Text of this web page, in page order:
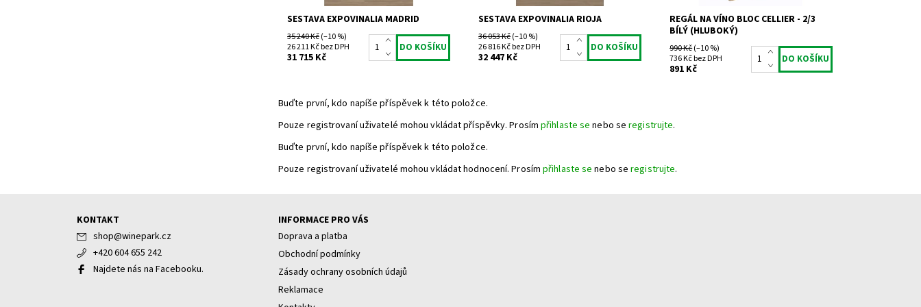
SESTAVA EXPOVINALIA MADRID
35 240 Kč(–10 %)
26 211 Kč bez DPH
31 715 Kč
SESTAVA EXPOVINALIA RIOJA
36 053 Kč(–10 %)
26 816 Kč bez DPH
32 447 Kč
REGÁL NA VÍNO BLOC CELLIER - 2/3
BÍLÝ (HLUBOKÝ)
990 Kč(–10 %)
736 Kč bez DPH
891 Kč
Buďte první, kdo napíše příspěvek k této položce.
Pouze registrovaní uživatelé mohou vkládat příspěvky. Prosímpřihlaste se nebo seregistrujte.
Buďte první, kdo napíše příspěvek k této položce.
Pouze registrovaní uživatelé mohou vkládat hodnocení. Prosímpřihlaste se nebo seregistrujte.
KONTAKT
shop@winepark.cz
+420 604 655 242
Najdete nás na Facebooku.
INFORMACE PRO VÁS
Doprava a platba
Obchodní podmínky
Zásady ochrany osobních údajů
Reklamace